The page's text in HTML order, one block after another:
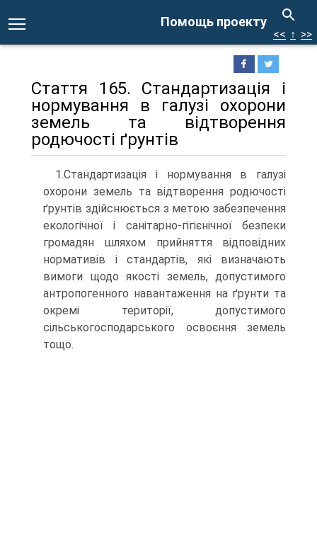
Помощь проекту
<< ↑ >>
Стаття 165. Стандартизація і
нормування в галузі охорони
земель та відтворення
родючості ґрунтів
1.Стандартизація і нормування в галузі
охорони земель та відтворення родючості
ґрунтів здійснюється з метою забезпечення
екологічної і санітарно-гігієнічної безпеки
громадян шляхом прийняття відповідних
нормативів і стандартів, які визначають
вимоги щодо якості земель, допустимого
антропогенного навантаження на ґрунти та
окремі території, допустимого
сільськогосподарського освоєння земель
тощо.